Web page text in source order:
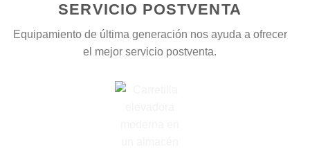
SERVICIO POSTVENTA
Equipamiento de última generación nos ayuda a ofrecer
el mejor servicio postventa.